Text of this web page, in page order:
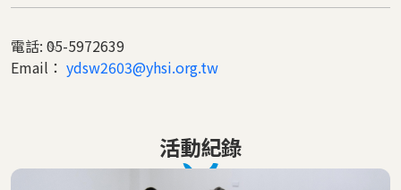
電話: 05-5972639
Email： ydsw2603@yhsi.org.tw
活動紀錄